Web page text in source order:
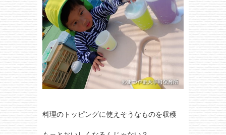
料理のトッピングに使えそうなものを収穫